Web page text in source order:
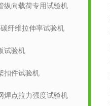
纵向载荷专用试验机
纤维拉伸率试验机
试验机
扣件试验机
焊点拉力强度试验机